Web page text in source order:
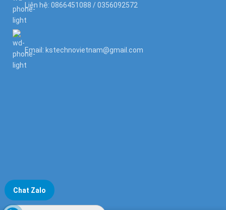
Liên hệ: 0866451088 / 0356092572
Email: kstechnovietnam@gmail.com
Chat Zalo